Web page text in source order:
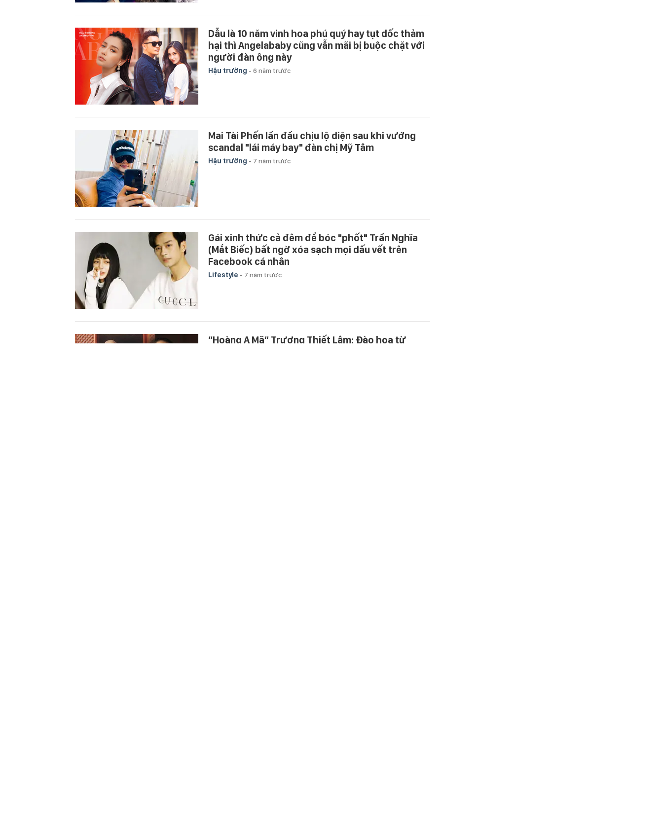
Dẫu là 10 năm vinh hoa phú quý hay tụt dốc thảm
hại thì Angelababy cũng vẫn mãi bị buộc chặt với
người đàn ông này
Hậu trường - 6 năm trước
Mai Tài Phến lần đầu chịu lộ diện sau khi vướng
scandal "lái máy bay" đàn chị Mỹ Tâm
Hậu trường - 7 năm trước
Gái xinh thức cả đêm để bóc "phốt" Trần Nghĩa
(Mắt Biếc) bất ngờ xóa sạch mọi dấu vết trên
Facebook cá nhân
Lifestyle - 7 năm trước
“Hoàng A Mã” Trương Thiết Lâm: Đào hoa từ